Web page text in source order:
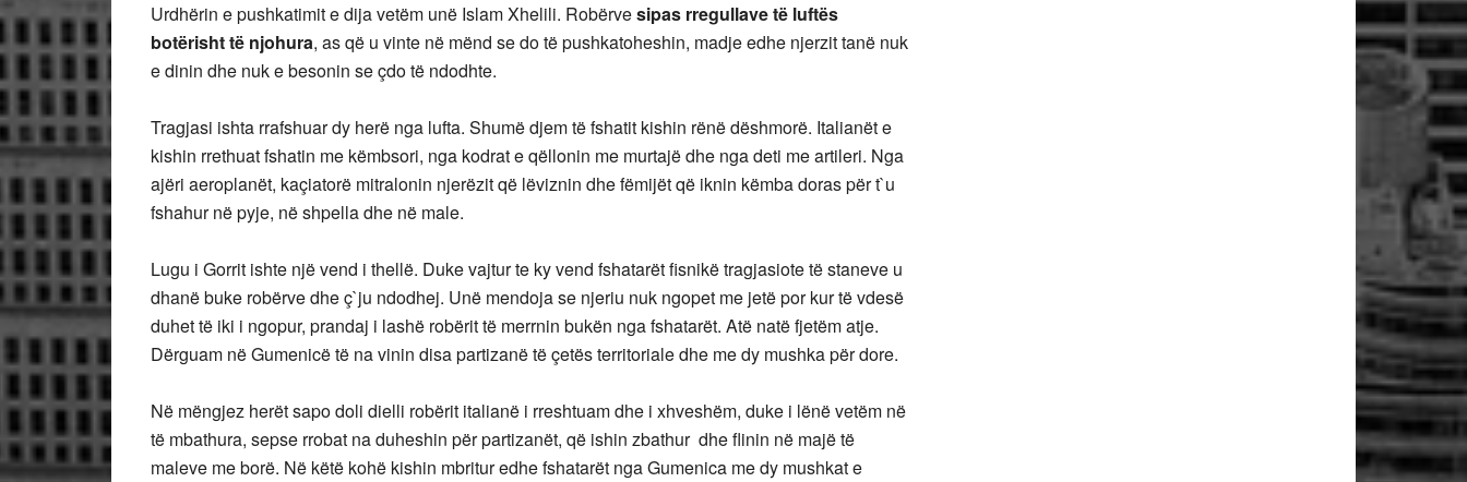
Urdhërin e pushkatimit e dija vetëm unë Islam Xhelili. Robërvesipas rregullavetë luftës
botërisht të njohura, as që u vinte në mënd se do të pushkatoheshin, madje edhe njerzit tanë nuk
e dinin dhe nuk e besonin se çdo të ndodhte.
Tragjasi ishta rrafshuar dy herë nga lufta. Shumë djem të fshatit kishin rënë dëshmorë. Italianët e
kishin rrethuat fshatin me këmbsori, nga kodrat e qëllonin me murtajë dhe nga deti me artileri. Nga
ajëri aeroplanët, kaçiatorë mitralonin njerëzit që lëviznin dhe fëmijët që iknin këmba doras për t`u
fshahur në pyje, në shpella dhe në male.
Lugu i Gorrit ishte një vend i thellë. Duke vajtur te ky vend fshatarët fisnikë tragjasiote të staneve u
dhanë buke robërve dhe ç`ju ndodhej. Unë mendoja se njeriu nuk ngopet me jetë por kur të vdesë
duhet të iki i ngopur, prandaj i lashë robërit të merrnin bukën nga fshatarët. Atë natë fjetëm atje.
Dërguam në Gumenicë të na vinin disa partizanë të çetës territoriale dhe me dy mushka për dore.
Në mëngjez herët sapo doli dielli robërit italianë i rreshtuam dhe i xhveshëm, duke i lënë vetëm në
të mbathura, sepse rrobat na duheshin për partizanët, që ishin zbathur dhe flinin në majë të
maleve me borë. Në këtë kohë kishin mbritur edhe fshatarët nga Gumenica me dy mushkat e